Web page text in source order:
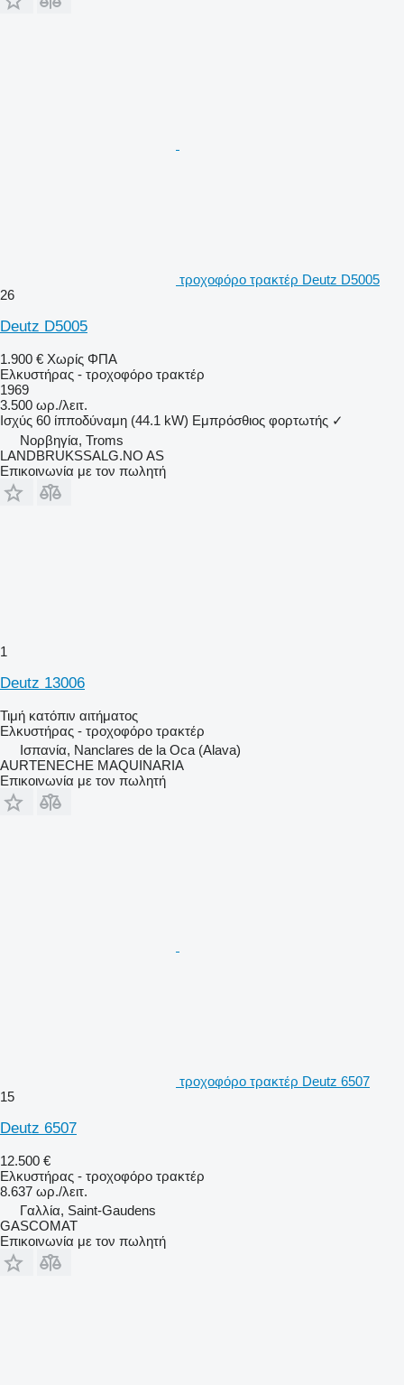
τροχοφόρο τρακτέρ Deutz D5005
26
Deutz D5005
1.900 € Χωρίς ΦΠΑ
Ελκυστήρας - τροχοφόρο τρακτέρ
1969
3.500 ωρ./λειτ.
Ισχύς 60 ίπποδύναμη (44.1 kW) Εμπρόσθιος φορτωτής ✓
Νορβηγία, Troms
LANDBRUKSSALG.NO AS
Επικοινωνία με τον πωλητή
1
Deutz 13006
Τιμή κατόπιν αιτήματος
Ελκυστήρας - τροχοφόρο τρακτέρ
Ισπανία, Nanclares de la Oca (Alava)
AURTENECHE MAQUINARIA
Επικοινωνία με τον πωλητή
τροχοφόρο τρακτέρ Deutz 6507
15
Deutz 6507
12.500 €
Ελκυστήρας - τροχοφόρο τρακτέρ
8.637 ωρ./λειτ.
Γαλλία, Saint-Gaudens
GASCOMAT
Επικοινωνία με τον πωλητή